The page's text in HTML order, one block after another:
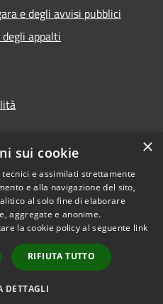
e degli avvisi pubblici
appalti
×
sui cookie
e assimilati strettamente
e alla navigazione del sito,
al solo fine di elaborare
aggregate e anonime.
la cookie policy al seguente link
RIFIUTA TUTTO
DETTAGLI